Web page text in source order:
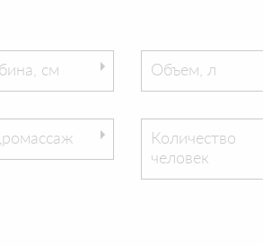
см Объем, л
Количество
человек